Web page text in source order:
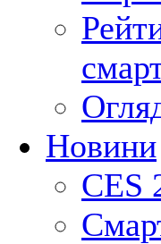
Новини
CES